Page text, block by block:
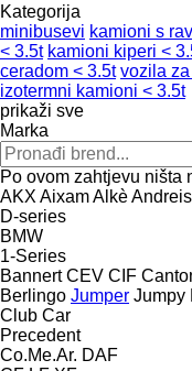
Kategorija
minibusevi kamioni s
< 3.5t kamioni kiperi <
ceradom < 3.5t vozila
izotermni kamioni < 3.5t
prikaži sve
Marka
Po ovom zahtjevu ništa
AKX AixamAlkèAndreis
D-series
BMW
1-Series
Bannert CEV CIF
Berlingo Jumper Jumpy
Club Car
Precedent
Co.Me.Ar. DAF